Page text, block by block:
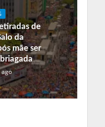
de
da
mãe ser
ago